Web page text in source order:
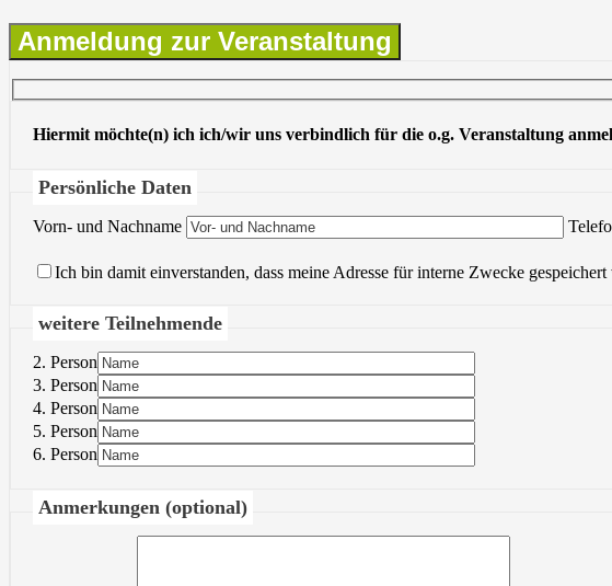
Anmeldung zur Veranstaltung
Hiermit möchte(n) ich ich/wir uns verbindlich für die o.g. Veranstaltung
Persönliche Daten
Vorn- und Nachname Bitte
Ich bin damit einverstanden, dass meine Adresse für interne Zwecke
weitere Teilnehmende
2. Person
3. Person
4. Person
5. Person
6. Person
Anmerkungen (optional)